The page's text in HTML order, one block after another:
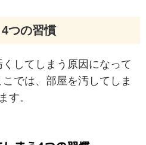
つの習慣
してしまう原因になって
では、部屋を汚してしま
す。